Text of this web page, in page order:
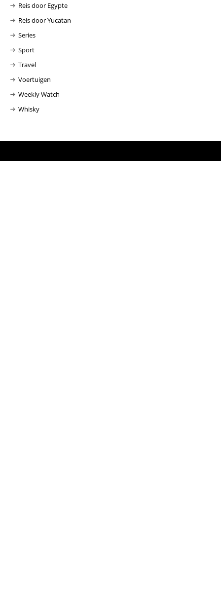
Reis door Egypte
Reis door Yucatan
Series
Sport
Travel
Voertuigen
Weekly Watch
Whisky